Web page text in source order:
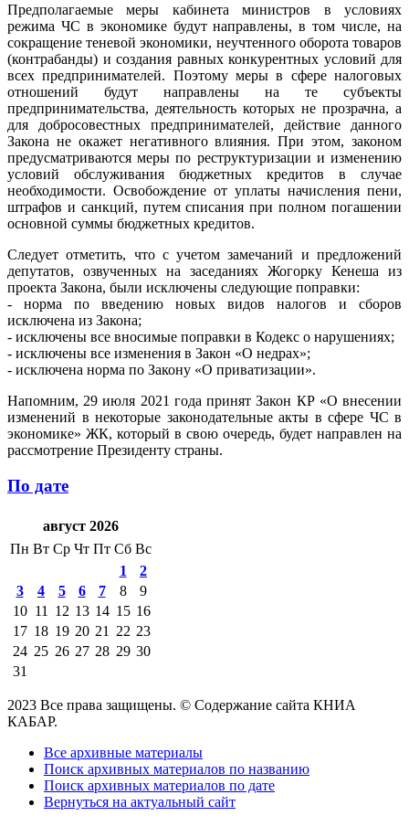
Предполагаемые меры кабинета министров в условиях
режима ЧС в экономике будут направлены, в том числе, на
сокращение теневой экономики, неучтенного оборота товаров
(контрабанды) и создания равных конкурентных условий для
всех предпринимателей. Поэтому меры в сфере налоговых
отношений будут направлены на те субъекты
предпринимательства, деятельность которых не прозрачна, а
для добросовестных предпринимателей, действие данного
Закона не окажет негативного влияния. При этом, законом
предусматриваются меры по реструктуризации и изменению
условий обслуживания бюджетных кредитов в случае
необходимости. Освобождение от уплаты начисления пени,
штрафов и санкций, путем списания при полном погашении
основной суммы бюджетных кредитов.
Следует отметить, что с учетом замечаний и предложений
депутатов, озвученных на заседаниях Жогорку Кенеша из
проекта Закона, были исключены следующие поправки:
- норма по введению новых видов налогов и сборов
исключена из Закона;
- исключены все вносимые поправки в Кодекс о нарушениях;
- исключены все изменения в Закон «О недрах»;
- исключена норма по Закону «О приватизации».
Напомним, 29 июля 2021 года принят Закон КР «О внесении
изменений в некоторые законодательные акты в сфере ЧС в
экономике» ЖК, который в свою очередь, будет направлен на
рассмотрение Президенту страны.
По дате
август 2026
Пн Вт Ср Чт Пт Сб Вс
1
2
3
4 5 6 7 8
9
10 11 12 13 14 15 16
17 18 19 20 21 22 23
24 25 26 27 28 29 30
31
2023 Все права защищены. © Содержание сайта КНИА
КАБАР.
Все архивные материалы
Поиск архивных материалов по названию
Поиск архивных материалов по дате
Вернуться на актуальный сайт